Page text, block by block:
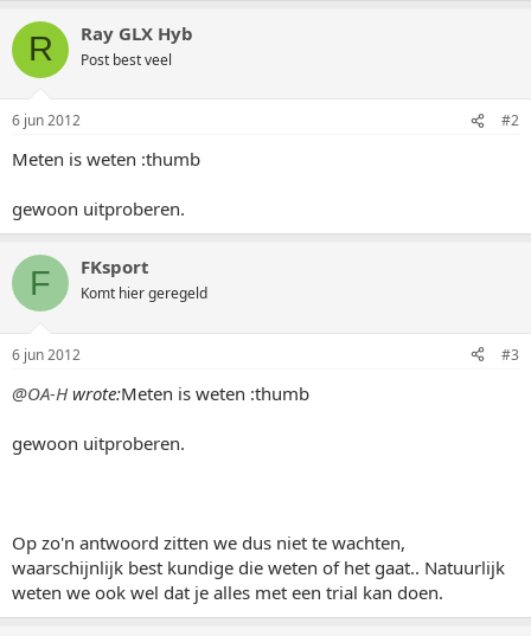
R Ray GLX Hyb
Post best veel
6 jun 2012 #2
Meten is weten :thumb
gewoon uitproberen.
F FKsport
Komt hier geregeld
6 jun 2012 #3
@OA-Hwrote:Meten is weten :thumb
gewoon uitproberen.
Op zo'n antwoord zitten we dus niet te wachten,
waarschijnlijk best kundige die weten of het gaat.. Natuurlijk
weten we ook wel dat je alles met een trial kan doen.